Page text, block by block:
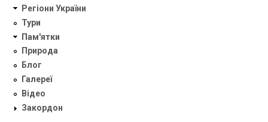
Регіони України
Тури
Пам'ятки
Природа
Блог
Галереї
Відео
Закордон